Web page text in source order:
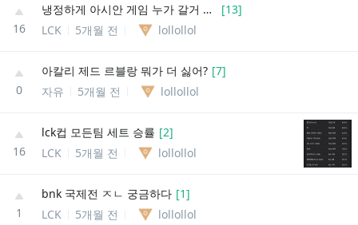
16
냉정하게 아시안 게임 누가 갈거 같음? [13]
LCK
5개월 전 lollollol
0
아칼리 제드 르블랑 뭐가 더 싫어? [7]
자유
5개월 전 lollollol
16
lck컵 모든팀 세트 승률 [2]
LCK
5개월 전 lollollol
1
bnk 국제전 ㅈㄴ 궁금하다 [1]
LCK
5개월 전 lollollol